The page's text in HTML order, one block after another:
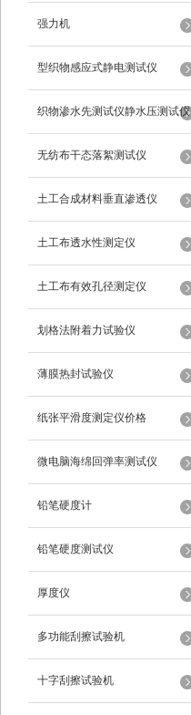
强力机
型织物感应式静电测试仪
织物渗水先测试仪静水压测试仪
无纺布干态落絮测试仪
土工合成材料垂直渗透仪
土工布透水性测定仪
土工布有效孔径测定仪
划格法附着力试验仪
薄膜热封试验仪
纸张平滑度测定仪价格
微电脑海绵回弹率测试仪
铅笔硬度计
铅笔硬度测试仪
厚度仪
多功能刮擦试验机
十字刮擦试验机